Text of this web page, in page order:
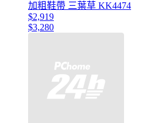
加粗鞋帶 三葉草 KK4474
$2,919
$3,280